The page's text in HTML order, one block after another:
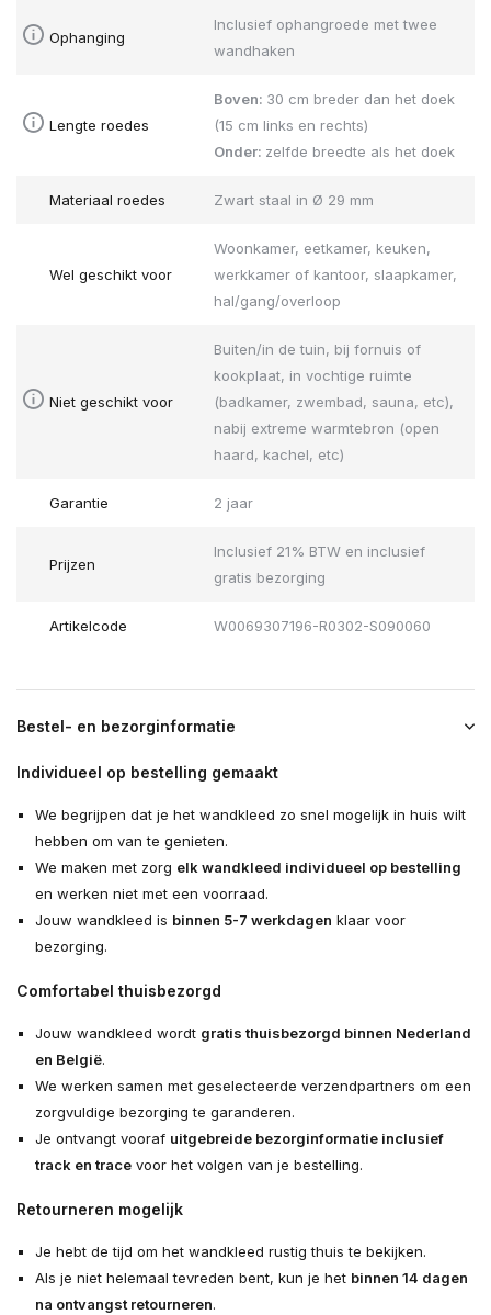
Ophanging
Inclusief ophangroede met twee
wandhaken
Lengte roedes
Boven: 30 cm breder dan het doek
(15 cm links en rechts)
Onder: zelfde breedte als het doek
Materiaal roedes Zwart staal in Ø 29 mm
Wel geschikt voor
Woonkamer, eetkamer, keuken,
werkkamer of kantoor, slaapkamer,
hal/gang/overloop
Niet geschikt voor
Buiten/in de tuin, bij fornuis of
kookplaat, in vochtige ruimte
(badkamer, zwembad, sauna, etc),
nabij extreme warmtebron (open
haard, kachel, etc)
Garantie 2 jaar
Prijzen
Inclusief 21% BTW en inclusief
gratis bezorging
Artikelcode W0069307196-R0302-S090060
Bestel- en bezorginformatie
Individueel op bestelling gemaakt
We begrijpen dat je het wandkleed zo snel mogelijk in huis wilt
hebben om van te genieten.
We maken met zorg elk wandkleed individueel op bestelling
en werken niet met een voorraad.
Jouw wandkleed is binnen 5-7 werkdagen klaar voor
bezorging.
Comfortabel thuisbezorgd
Jouw wandkleed wordt gratis thuisbezorgd binnen Nederland
en België.
We werken samen met geselecteerde verzendpartners om een
zorgvuldige bezorging te garanderen.
Je ontvangt vooraf uitgebreide bezorginformatie inclusief
track en tracevoor het volgen van je bestelling.
Retourneren mogelijk
Je hebt de tijd om het wandkleed rustig thuis te bekijken.
Als je niet helemaal tevreden bent, kun je het binnen 14 dagen
na ontvangst retourneren.